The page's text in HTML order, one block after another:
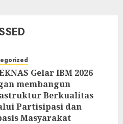
Gelar IBM 2026
membangun
Berkualitas
Partisipasi dan
Masyarakat